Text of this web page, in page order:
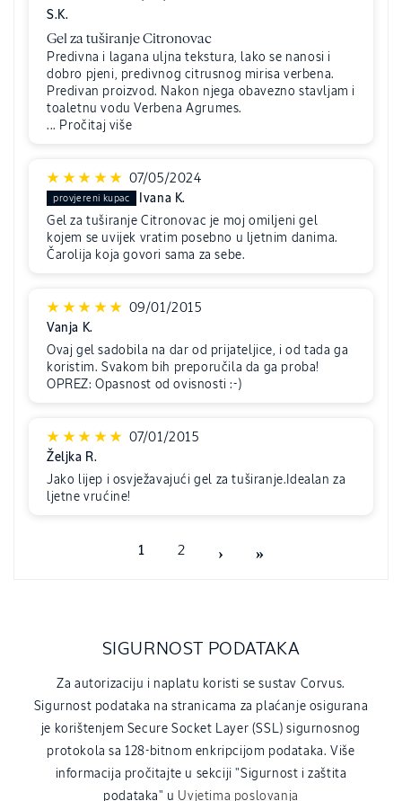
S.K.
Gel za tuširanje Citronovac
Predivna i lagana uljna tekstura, lako se nanosi i
dobro pjeni, predivnog citrusnog mirisa verbena.
Predivan proizvod. Nakon njega obavezno stavljam i
toaletnu vodu Verbena Agrumes.
... Pročitaj više
07/05/2024
Ivana K.
Gel za tuširanje Citronovac je moj omiljeni gel
kojem se uvijek vratim posebno u ljetnim danima.
Čarolija koja govori sama za sebe.
09/01/2015
Vanja K.
Ovaj gel sadobila na dar od prijateljice, i od tada ga
koristim. Svakom bih preporučila da ga proba!
OPREZ: Opasnost od ovisnosti :-)
07/01/2015
Željka R.
Jako lijep i osvježavajući gel za tuširanje.Idealan za
ljetne vrućine!
1 2
SIGURNOST PODATAKA
Za autorizaciju i naplatu koristi se sustav Corvus.
Sigurnost podataka na stranicama za plaćanje osigurana
je korištenjem Secure Socket Layer (SSL) sigurnosnog
protokola sa 128-bitnom enkripcijom podataka. Više
informacija pročitajte u sekciji "Sigurnost i zaštita
podataka" u Uvjetima poslovanja